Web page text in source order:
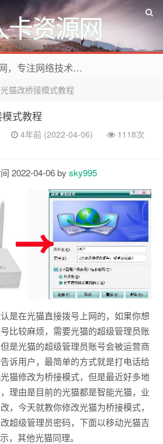
卡资源网
欢迎来到好人卡资源网，专注网络技术资源收集，我们不仅是网络资源的搬运工，也生产原创资源。寻找资源请留言或关注公众号:烈日下的男人
猫改桥接模式教程
式教程
4年前 (2022-04-06)
1118次
2022-04-06 by sky995
是在光猫直接拨号上网的，如果你想
比较麻烦，需要光猫的超级管理员账
是光猫的超级管理员账号会被运营商
诉用户，最简单的方式就是打电话给
猫修改为桥接模式，但是最近好多地
理由是目前的光猫都是智能光猫，业
，今天就教你修改光猫为桥接模式，
超级管理员密码，下面以移动光猫吉
，其他光猫同理。